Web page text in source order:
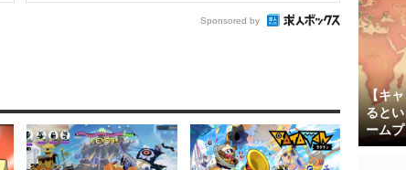
Sponsored by
【キ
ると
ーム